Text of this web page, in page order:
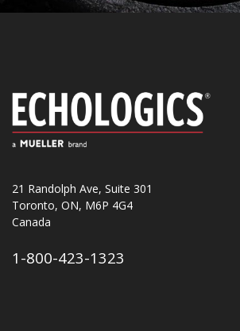
21 Randolph Ave, Suite 301
Toronto, ON, M6P 4G4
Canada
1-800-423-1323